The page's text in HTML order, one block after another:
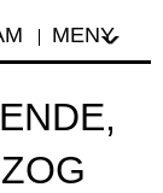
MENY